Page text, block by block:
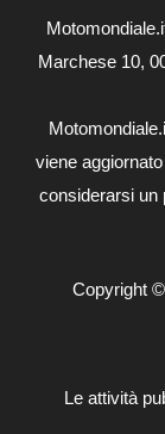
Marchese 10,
viene
considerarsi un
Copyright
Le attività